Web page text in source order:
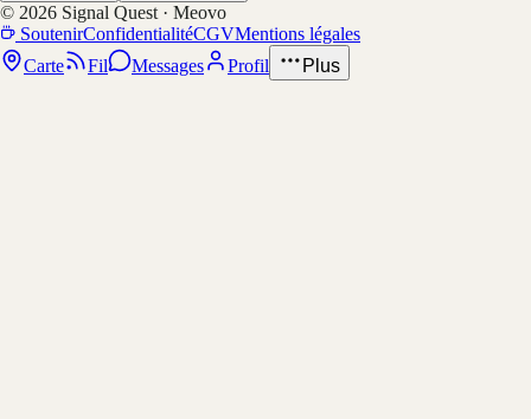
© 2026 Signal Quest · Meovo
SoutenirConfidentialitéCGVMentions légales
Carte
Fil Messages Profil Plus